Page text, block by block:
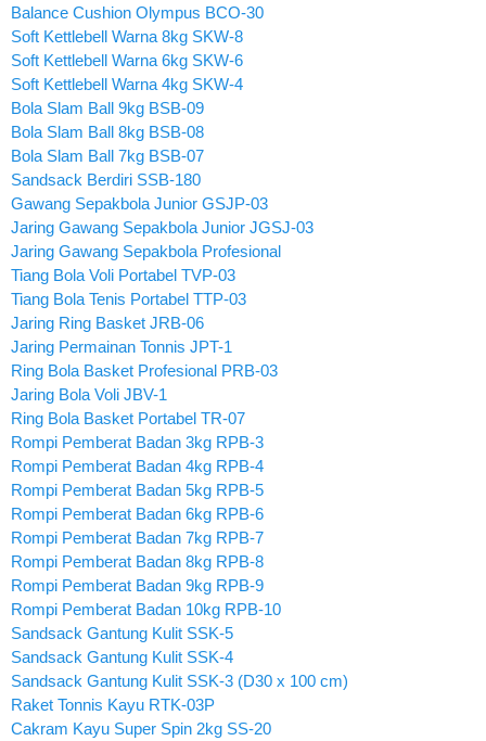
Balance Cushion Olympus BCO-30
Soft Kettlebell Warna 8kg SKW-8
Soft Kettlebell Warna 6kg SKW-6
Soft Kettlebell Warna 4kg SKW-4
Bola Slam Ball 9kg BSB-09
Bola Slam Ball 8kg BSB-08
Bola Slam Ball 7kg BSB-07
Sandsack Berdiri SSB-180
Gawang Sepakbola Junior GSJP-03
Jaring Gawang Sepakbola Junior JGSJ-03
Jaring Gawang Sepakbola Profesional
Tiang Bola Voli Portabel TVP-03
Tiang Bola Tenis Portabel TTP-03
Jaring Ring Basket JRB-06
Jaring Permainan Tonnis JPT-1
Ring Bola Basket Profesional PRB-03
Jaring Bola Voli JBV-1
Ring Bola Basket Portabel TR-07
Rompi Pemberat Badan 3kg RPB-3
Rompi Pemberat Badan 4kg RPB-4
Rompi Pemberat Badan 5kg RPB-5
Rompi Pemberat Badan 6kg RPB-6
Rompi Pemberat Badan 7kg RPB-7
Rompi Pemberat Badan 8kg RPB-8
Rompi Pemberat Badan 9kg RPB-9
Rompi Pemberat Badan 10kg RPB-10
Sandsack Gantung Kulit SSK-5
Sandsack Gantung Kulit SSK-4
Sandsack Gantung Kulit SSK-3 (D30 x 100 cm)
Raket Tonnis Kayu RTK-03P
Cakram Kayu Super Spin 2kg SS-20